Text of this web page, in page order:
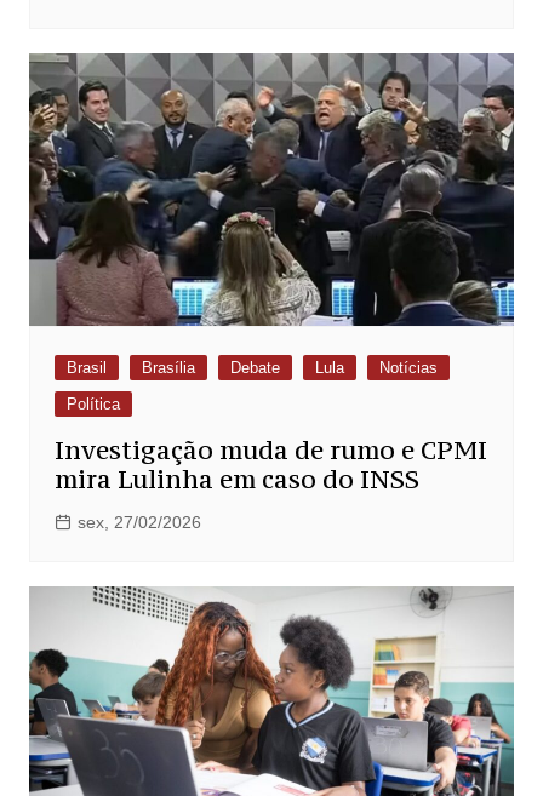
Brasil Brasília Debate Lula
Notícias
Política
Investigação muda de rumo e CPMI
mira Lulinha em caso do INSS
sex, 27/02/2026